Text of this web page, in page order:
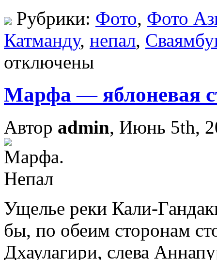
Рубрики: Фото, Фото
Катманду, непал,
отключены
Марфа — яблоневая
Автор admin, Июнь 5th,
Ущелье реки Кали-
бы, по обеим сторонам
Дхаулагири, слева